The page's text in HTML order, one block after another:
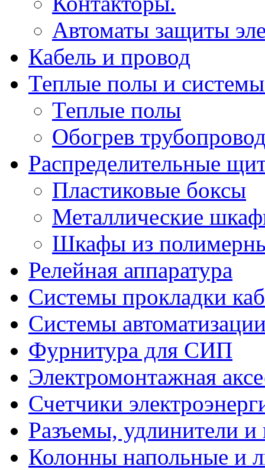
Автоматы защиты
Кабель и провод
Теплые полы и системы
Теплые полы
Обогрев
Распределительные
Пластиковые боксы
Металлические
Шкафы из
Релейная аппаратура
Системы прокладки
Системы
Фурнитура для СИП
Электромонтажная
Счетчики
Разъемы, удлинители и
Колонны напольные и